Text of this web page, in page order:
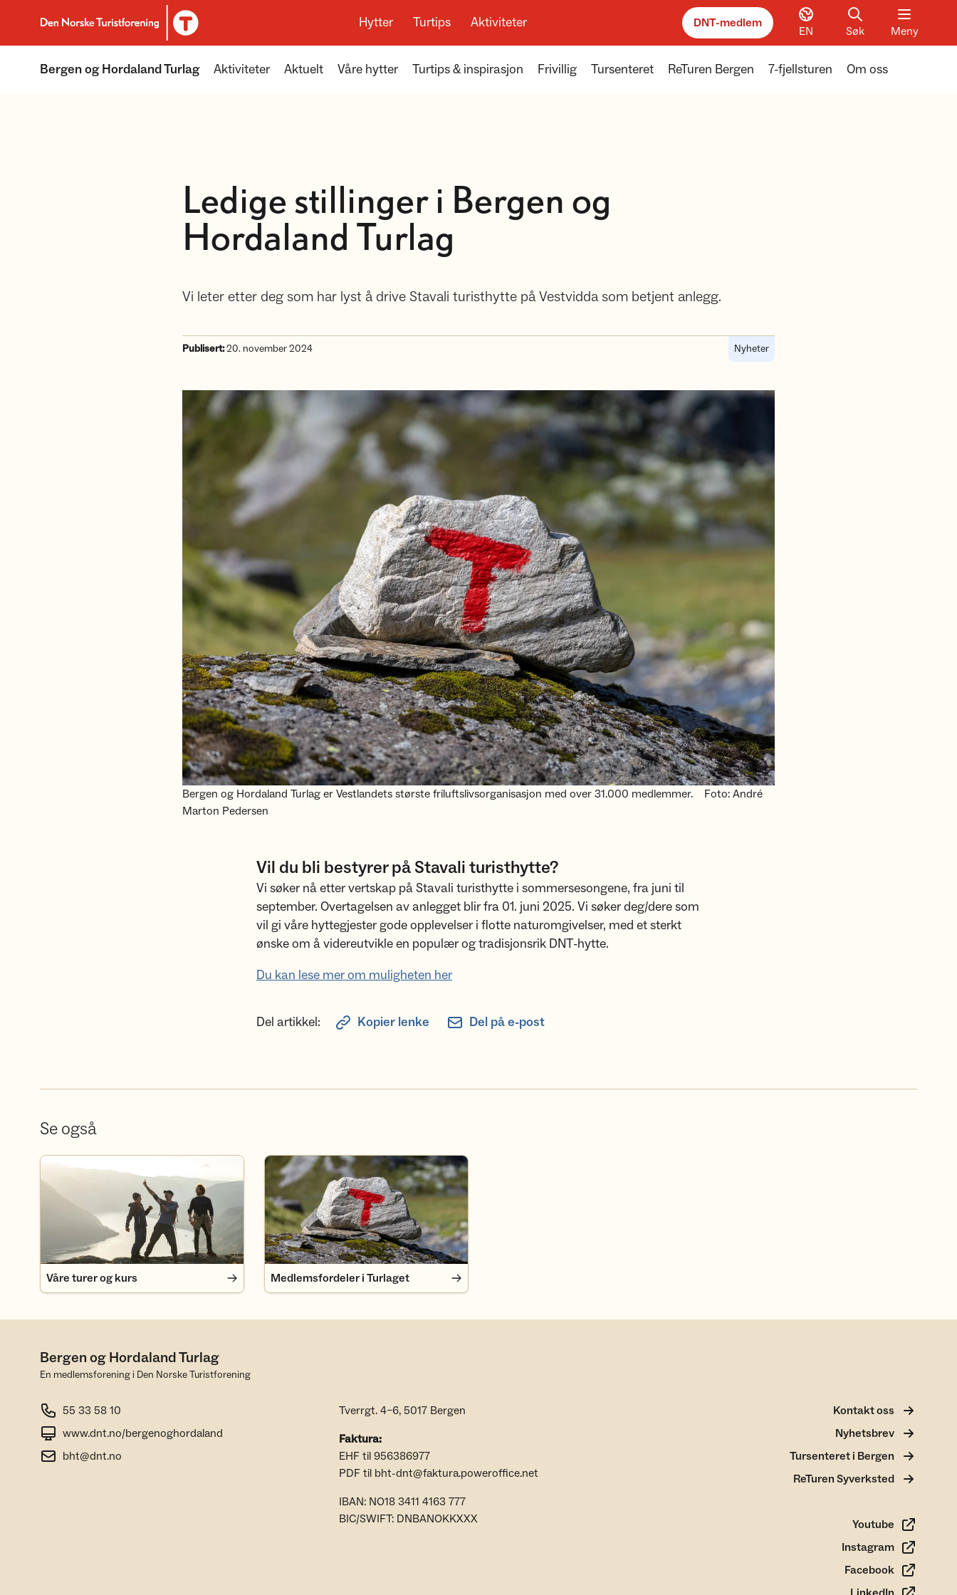
Til DNT.no forside
Hytter Turtips Aktiviteter DNT-medlem
EN Søk Meny
Bergen og Hordaland Turlag Aktiviteter Aktuelt Våre hytter Turtips & inspirasjon Frivillig Tursenteret ReTuren Bergen 7-fjellsturen Om oss
Ledige stillinger i Bergen og
Hordaland Turlag
Vi leter etter deg som har lyst å drive Stavali turisthytte på Vestvidda som betjent anlegg.
Publisert:20. november 2024 Nyheter
Bergen og Hordaland Turlag er Vestlandets største friluftslivsorganisasjon med over 31.000 medlemmer.
Foto: André
Marton Pedersen
Vil du bli bestyrer på Stavali turisthytte?
Vi søker nå etter vertskap på Stavali turisthytte i sommersesongene, fra juni til
september. Overtagelsen av anlegget blir fra 01. juni 2025. Vi søker deg/dere som
vil gi våre hyttegjester gode opplevelser i flotte naturomgivelser, med et sterkt
ønske om å videreutvikle en populær og tradisjonsrik DNT-hytte.
Du kan lese mer om muligheten her
Del artikkel: Kopier lenke Del på e-post
Se også
Våre turer og kurs
Våre turer og kurs
Medlemsfordeler i Turlaget
Medlemsfordeler i Turlaget
Bergen og Hordaland Turlag
En medlemsforening i Den Norske Turistforening
55 33 58 10
www.dnt.no/bergenoghordaland
bht@dnt.no
Tverrgt. 4–6, 5017 Bergen
Faktura:
EHF til 956386977
PDF til bht-dnt@faktura.poweroffice.net
IBAN: NO18 3411 4163 777
BIC/SWIFT: DNBANOKKXXX
Kontakt oss
Nyhetsbrev
Tursenteret i Bergen
ReTuren Syverksted
Youtube
Instagram
Facebook